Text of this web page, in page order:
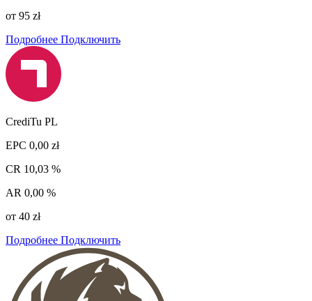
от 95 zł
Подробнее Подключить
CrediTu PL
EPC 0,00 zł
CR 10,03 %
AR 0,00 %
от 40 zł
Подробнее Подключить